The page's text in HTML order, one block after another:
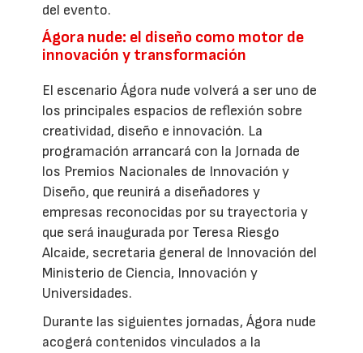
del evento.
Ágora nude: el diseño como motor de
innovación y transformación
El escenario Ágora nude volverá a ser uno de
los principales espacios de reflexión sobre
creatividad, diseño e innovación. La
programación arrancará con la Jornada de
los Premios Nacionales de Innovación y
Diseño, que reunirá a diseñadores y
empresas reconocidas por su trayectoria y
que será inaugurada por Teresa Riesgo
Alcaide, secretaria general de Innovación del
Ministerio de Ciencia, Innovación y
Universidades.
Durante las siguientes jornadas, Ágora nude
acogerá contenidos vinculados a la